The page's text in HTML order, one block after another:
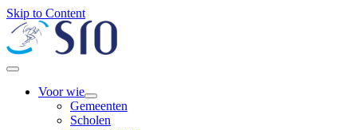
Skip to Content
Voor wie
Gemeenten
Scholen